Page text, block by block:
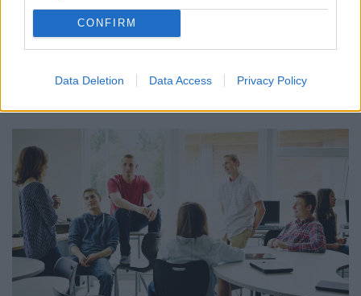
CONFIRM
Data Deletion Data Access Privacy Policy
Így dolgoznak home officeból az élelmesek,
miközben utazgatnak: itt a TOP10 úticél, ahol
ezt legkönnyebben megteheted
Az IWG kutatása szerint a helyfüggetlen munkavégzés a